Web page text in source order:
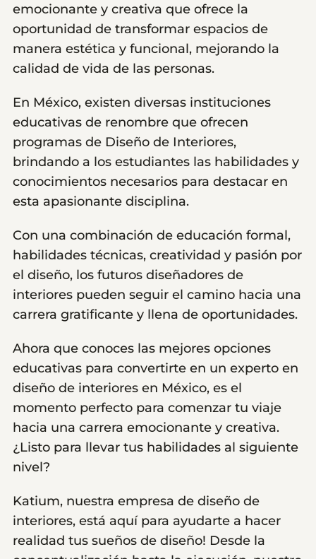
emocionante y creativa que ofrece la
oportunidad de transformar espacios de
manera estética y funcional, mejorando la
calidad de vida de las personas.
En México, existen diversas instituciones
educativas de renombre que ofrecen
programas de Diseño de Interiores,
brindando a los estudiantes las habilidades y
conocimientos necesarios para destacar en
esta apasionante disciplina.
Con una combinación de educación formal,
habilidades técnicas, creatividad y pasión por
el diseño, los futuros diseñadores de
interiores pueden seguir el camino hacia una
carrera gratificante y llena de oportunidades.
Ahora que conoces las mejores opciones
educativas para convertirte en un experto en
diseño de interiores en México, es el
momento perfecto para comenzar tu viaje
hacia una carrera emocionante y creativa.
¿Listo para llevar tus habilidades al siguiente
nivel?
Katium, nuestra empresa de diseño de
interiores, está aquí para ayudarte a hacer
realidad tus sueños de diseño! Desde la